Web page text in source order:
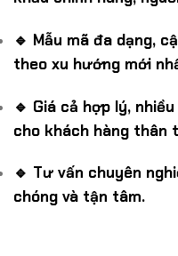
🔹 Mẫu mã đa dạng,
theo xu hướng mới
🔹 Giá cả hợp lý,
cho khách hàng thân
🔹 Tư vấn chuyên
chóng và tận tâm.